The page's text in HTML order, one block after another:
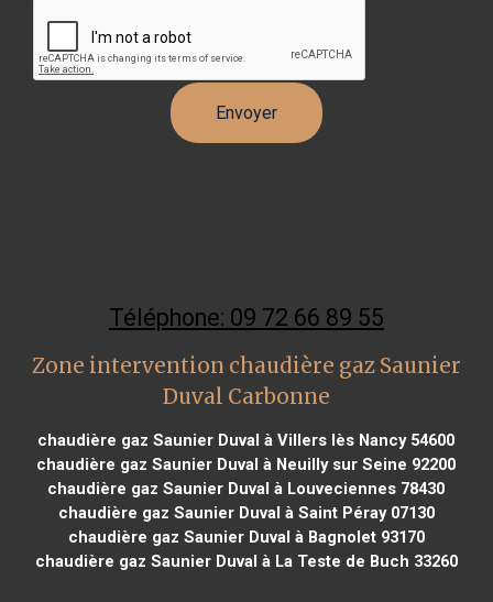
Téléphone: 09 72 66 89 55
Zone intervention chaudière gaz Saunier
Duval Carbonne
chaudière gaz Saunier Duval à Villers lès Nancy 54600
chaudière gaz Saunier Duval à Neuilly sur Seine 92200
chaudière gaz Saunier Duval à Louveciennes 78430
chaudière gaz Saunier Duval à Saint Péray 07130
chaudière gaz Saunier Duval à Bagnolet 93170
chaudière gaz Saunier Duval à La Teste de Buch 33260